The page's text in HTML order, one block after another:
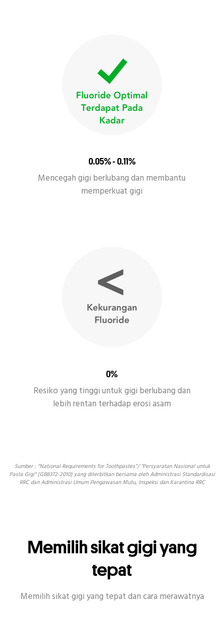
0.05% - 0.11%
Mencegah gigi berlubang dan membantu
memperkuat gigi
0%
Resiko yang tinggi untuk gigi berlubang dan
lebih rentan terhadap erosi asam
Sumber : “National Requirements for Toothpastes”/ "Persyaratan Nasional untuk
Pasta Gigi" (GB8372-2010) yang diterbitkan bersama oleh Administrasi Standardisasi
RRC dan Administrasi Umum Pengawasan Mutu, Inspeksi dan Karantina RRC
Memilih sikat gigi yang
tepat
Memilih sikat gigi yang tepat dan cara merawatnya